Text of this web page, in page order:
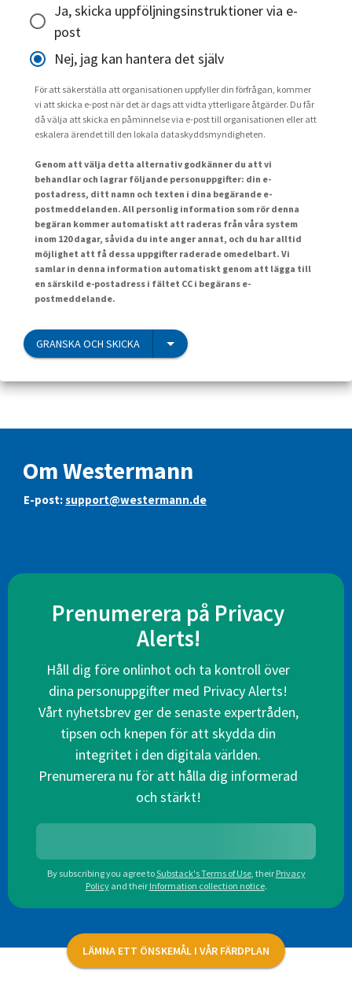
Ja, skicka uppföljningsinstruktioner via e-
post
Nej, jag kan hantera det själv
För att säkerställa att organisationen uppfyller din förfrågan, kommer
vi att skicka e-post när det är dags att vidta ytterligare åtgärder. Du får
då välja att skicka en påminnelse via e-post till organisationen eller att
eskalera ärendet till den lokala dataskyddsmyndigheten.
Genom att välja detta alternativ godkänner du att vi
behandlar och lagrar följande personuppgifter: din e-
postadress, ditt namn och texten i dina begärande e-
postmeddelanden. All personlig information som rör denna
begäran kommer automatiskt att raderas från våra system
inom 120 dagar, såvida du inte anger annat, och du har alltid
möjlighet att få dessa uppgifter raderade omedelbart. Vi
samlar in denna information automatiskt genom att lägga till
en särskild e-postadress i fältet CC i begärans e-
postmeddelande.
GRANSKA OCH SKICKA
Om Westermann
E-post:support@westermann.de
Prenumerera på Privacy
Alerts!
Håll dig före onlinhot och ta kontroll över
dina personuppgifter med Privacy Alerts!
Vårt nyhetsbrev ger de senaste expertråden,
tipsen och knepen för att skydda din
integritet i den digitala världen.
Prenumerera nu för att hålla dig informerad
och stärkt!
By subscribing you agree toSubstack's Terms of Use, their Privacy
Policy and their Information collection notice.
LÄMNA ETT ÖNSKEMÅL I VÅR FÄRDPLAN